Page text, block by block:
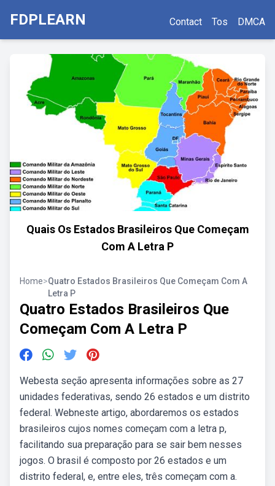
FDPLEARN Contact Tos DMCA
Quais Os Estados Brasileiros Que Começam
Com A Letra P
Home>Quatro Estados Brasileiros Que Começam Com A
Letra P
Quatro Estados Brasileiros Que
Começam Com A Letra P
Webesta seção apresenta informações sobre as 27
unidades federativas, sendo 26 estados e um distrito
federal. Webneste artigo, abordaremos os estados
brasileiros cujos nomes começam com a letra p,
facilitando sua preparação para se sair bem nesses
jogos. O brasil é composto por 26 estados e um
distrito federal, e, entre eles, três começam com a.